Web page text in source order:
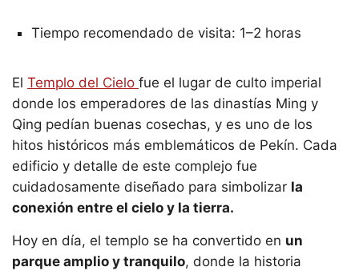
Tiempo recomendado de visita: 1–2 horas
El Templo del Cielo fue el lugar de culto imperial
donde los emperadores de las dinastías Ming y
Qing pedían buenas cosechas, y es uno de los
hitos históricos más emblemáticos de Pekín. Cada
edificio y detalle de este complejo fue
cuidadosamente diseñado para simbolizar la
conexión entre el cielo y la tierra.
Hoy en día, el templo se ha convertido en un
parque amplio y tranquilo, donde la historia